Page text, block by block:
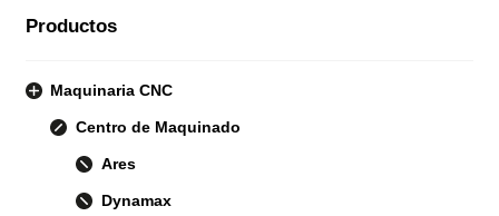
Productos
Maquinaria CNC
Centro de Maquinado
Ares
Dynamax